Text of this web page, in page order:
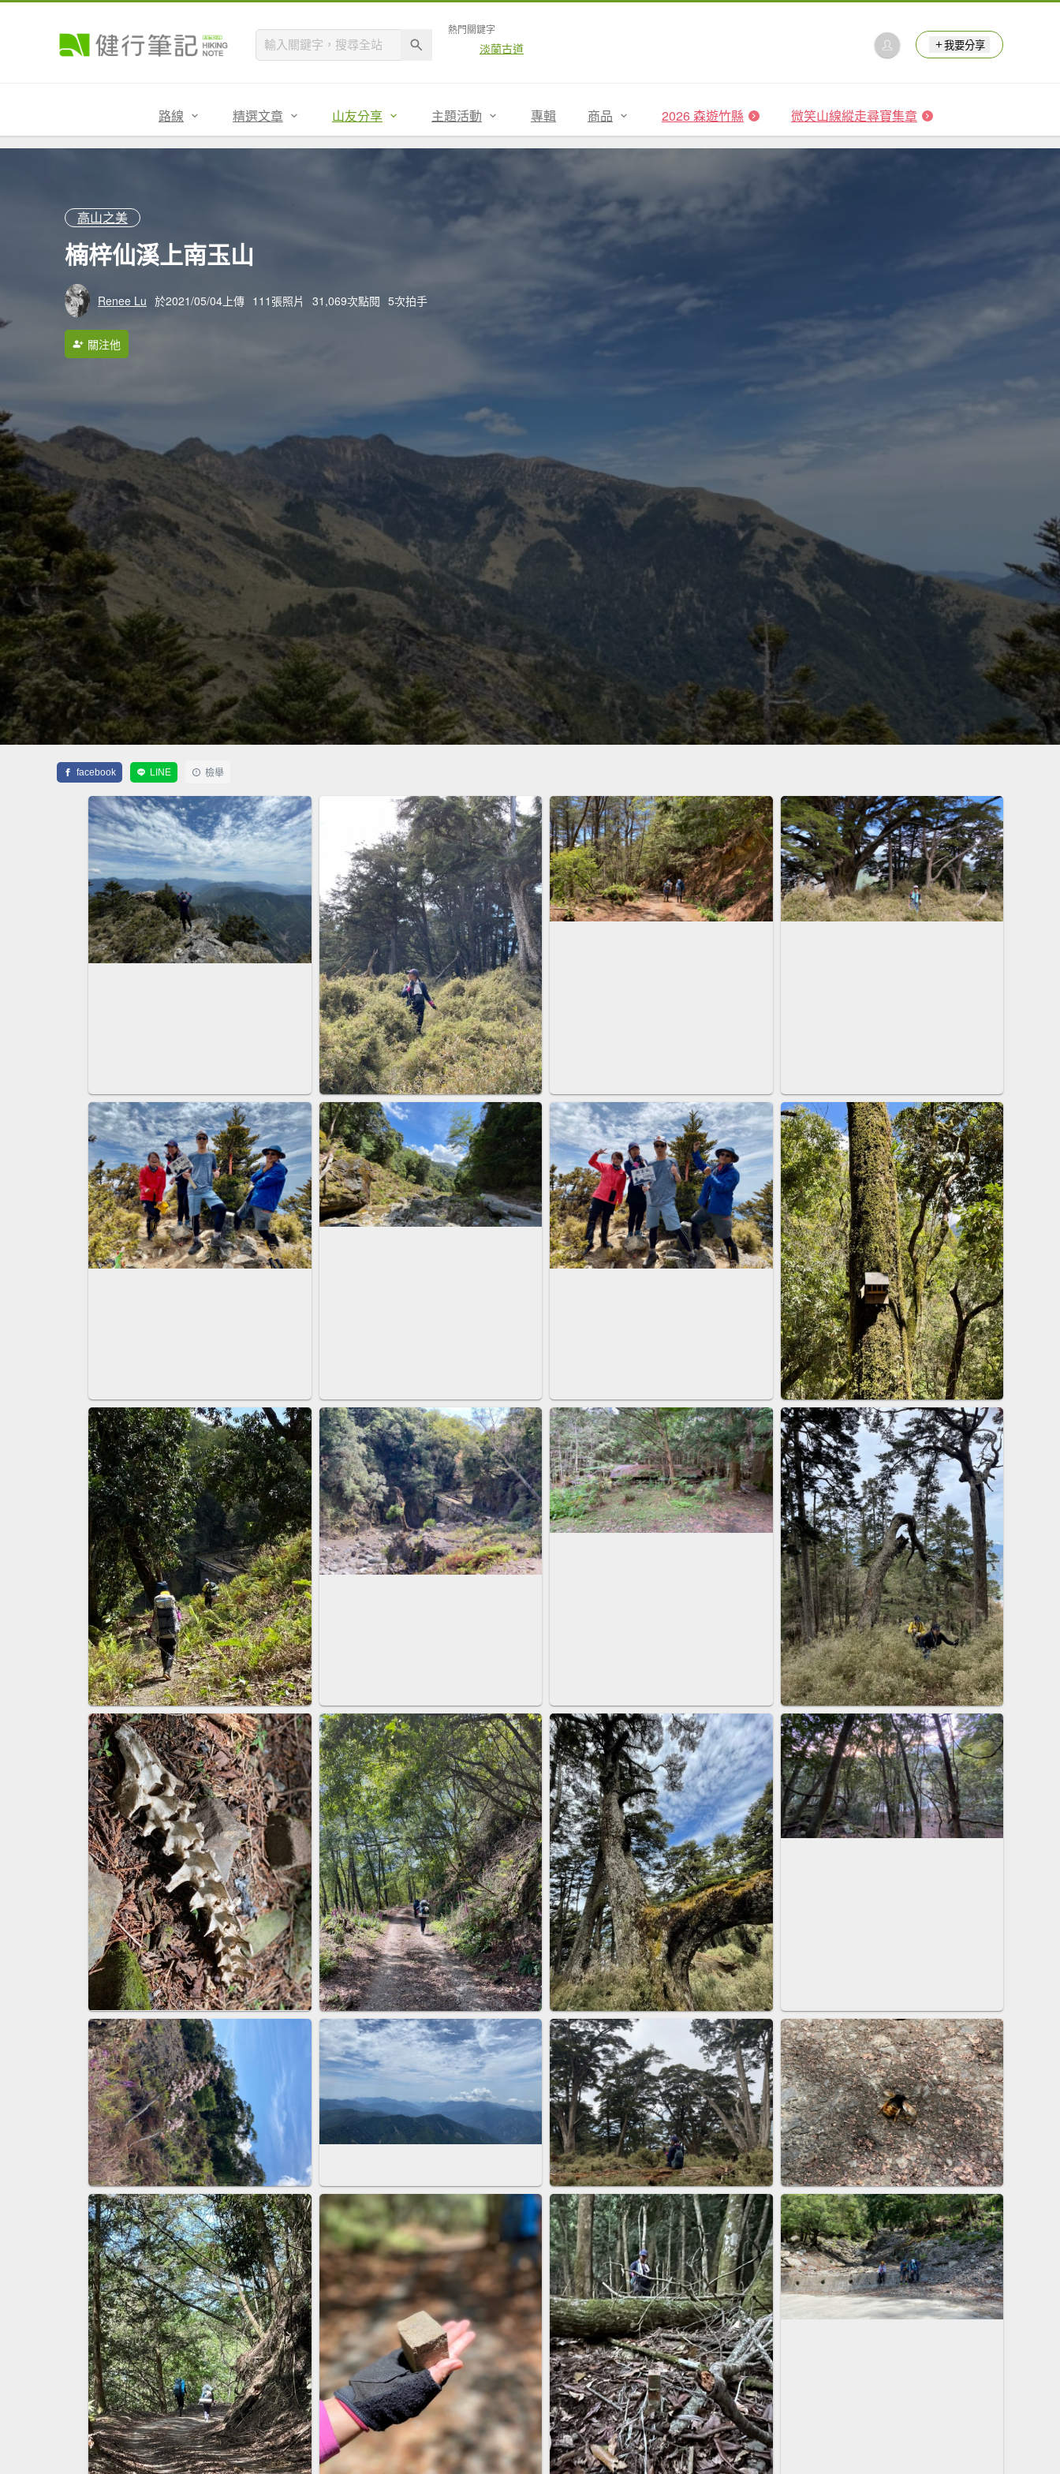
熱門關鍵字
淡蘭古道 我要分享
路線 精選文章 山友分享 主題活動 專輯 商品 2026 森遊竹縣 微笑山線縱走尋寶集章
高山之美
楠梓仙溪上南玉山
Renee Lu 於2021/05/04上傳 111張照片 31,069次點閱 5次拍手
關注他
facebook LINE 檢舉